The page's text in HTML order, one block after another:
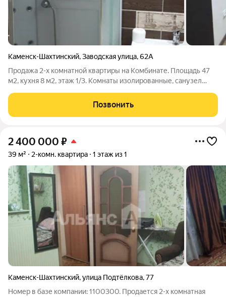
Каменск-Шахтинский,Заводская улица,62А
Продажа 2-х комнатной квартиры на Комбинате. Площадь 47
м2, кухня 8 м2, этаж 1/3. Комнаты изолированные, санузел
м/п. В квартире выполнен ремонт. Высокие потолки, высокий
цоколь. Капитальный
Позвонить
2 400 000 ₽
39 м² 2-комн. квартира 1 этаж из 1
Каменск-Шахтинский,улица Подтёлкова,77
Номер в базе компании: 1100300. Продается 2-х комнатная